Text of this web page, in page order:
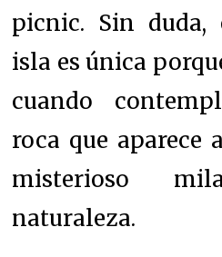
picnic. Sin duda,
isla es única
cuando
roca que aparece
misterioso
naturaleza.